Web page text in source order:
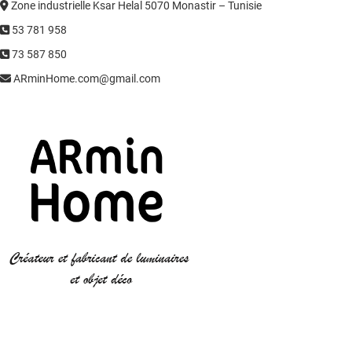
Zone industrielle Ksar Helal 5070 Monastir – Tunisie
53 781 958
73 587 850
ARminHome.com@gmail.com